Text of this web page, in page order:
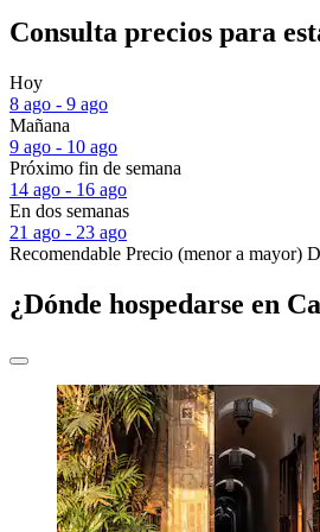
Consulta precios para
Hoy
8 ago - 9 ago
Mañana
9 ago - 10 ago
Próximo fin de semana
14 ago - 16 ago
En dos semanas
21 ago - 23 ago
Recomendable Precio (menor a mayor)
¿Dónde hospedarse en